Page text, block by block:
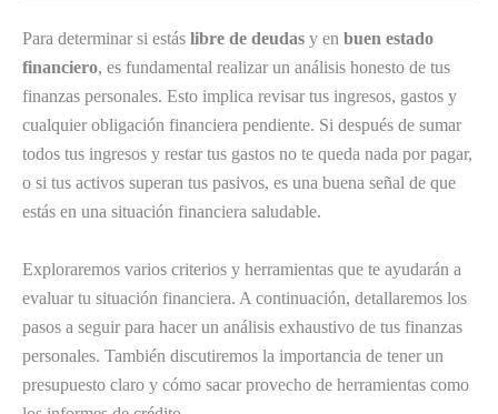
Para determinar si estás libre de deudas y en buen estado
financiero, es fundamental realizar un análisis honesto de tus
finanzas personales. Esto implica revisar tus ingresos, gastos y
cualquier obligación financiera pendiente. Si después de sumar
todos tus ingresos y restar tus gastos no te queda nada por pagar,
o si tus activos superan tus pasivos, es una buena señal de que
estás en una situación financiera saludable.
Exploraremos varios criterios y herramientas que te ayudarán a
evaluar tu situación financiera. A continuación, detallaremos los
pasos a seguir para hacer un análisis exhaustivo de tus finanzas
personales. También discutiremos la importancia de tener un
presupuesto claro y cómo sacar provecho de herramientas como